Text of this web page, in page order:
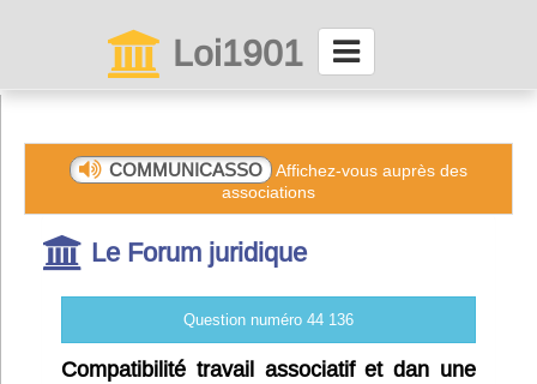
Loi1901
Connexion
Abonnez-vous à LettrAsso
Menu général
ServiceAsso
COMMUNICASSO
Affichez-vous auprès des
associations
Le Forum juridique
Question numéro 44 136
Compatibilité travail associatif et dan une